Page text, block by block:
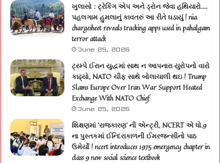
ખુલાસો : ટ્રેકિંગ એપ અને ડ્રોન જેવા હથિયારો….
પહલગામ હુમલાનું કાવતરું આ રીતે ઘડાયું | nia
chargesheet reveals tracking apps used in pahalgam
terror attack
June 25, 2026
ટ્રમ્પે ઈરાન યુદ્ધમાં સાથ ન આપનારા યુરોપનો વારો
કાઢ્યો, NATO ચીફ સાથે બોલાચાલી થઇ | Trump
Slams Europe Over Iran War Support Heated
Exchange With NATO Chief
June 25, 2026
શિક્ષણમાં ‘રાજકારણ’ ની એન્ટ્રી, NCERT એ ધો.9
ના પુસ્તકમાં ઈન્દિરાકાળની ઈમરજન્સીનો પાઠ
ઉમેર્યો | ncert introduces 1975 emergency chapter in
class 9 new social science textbook